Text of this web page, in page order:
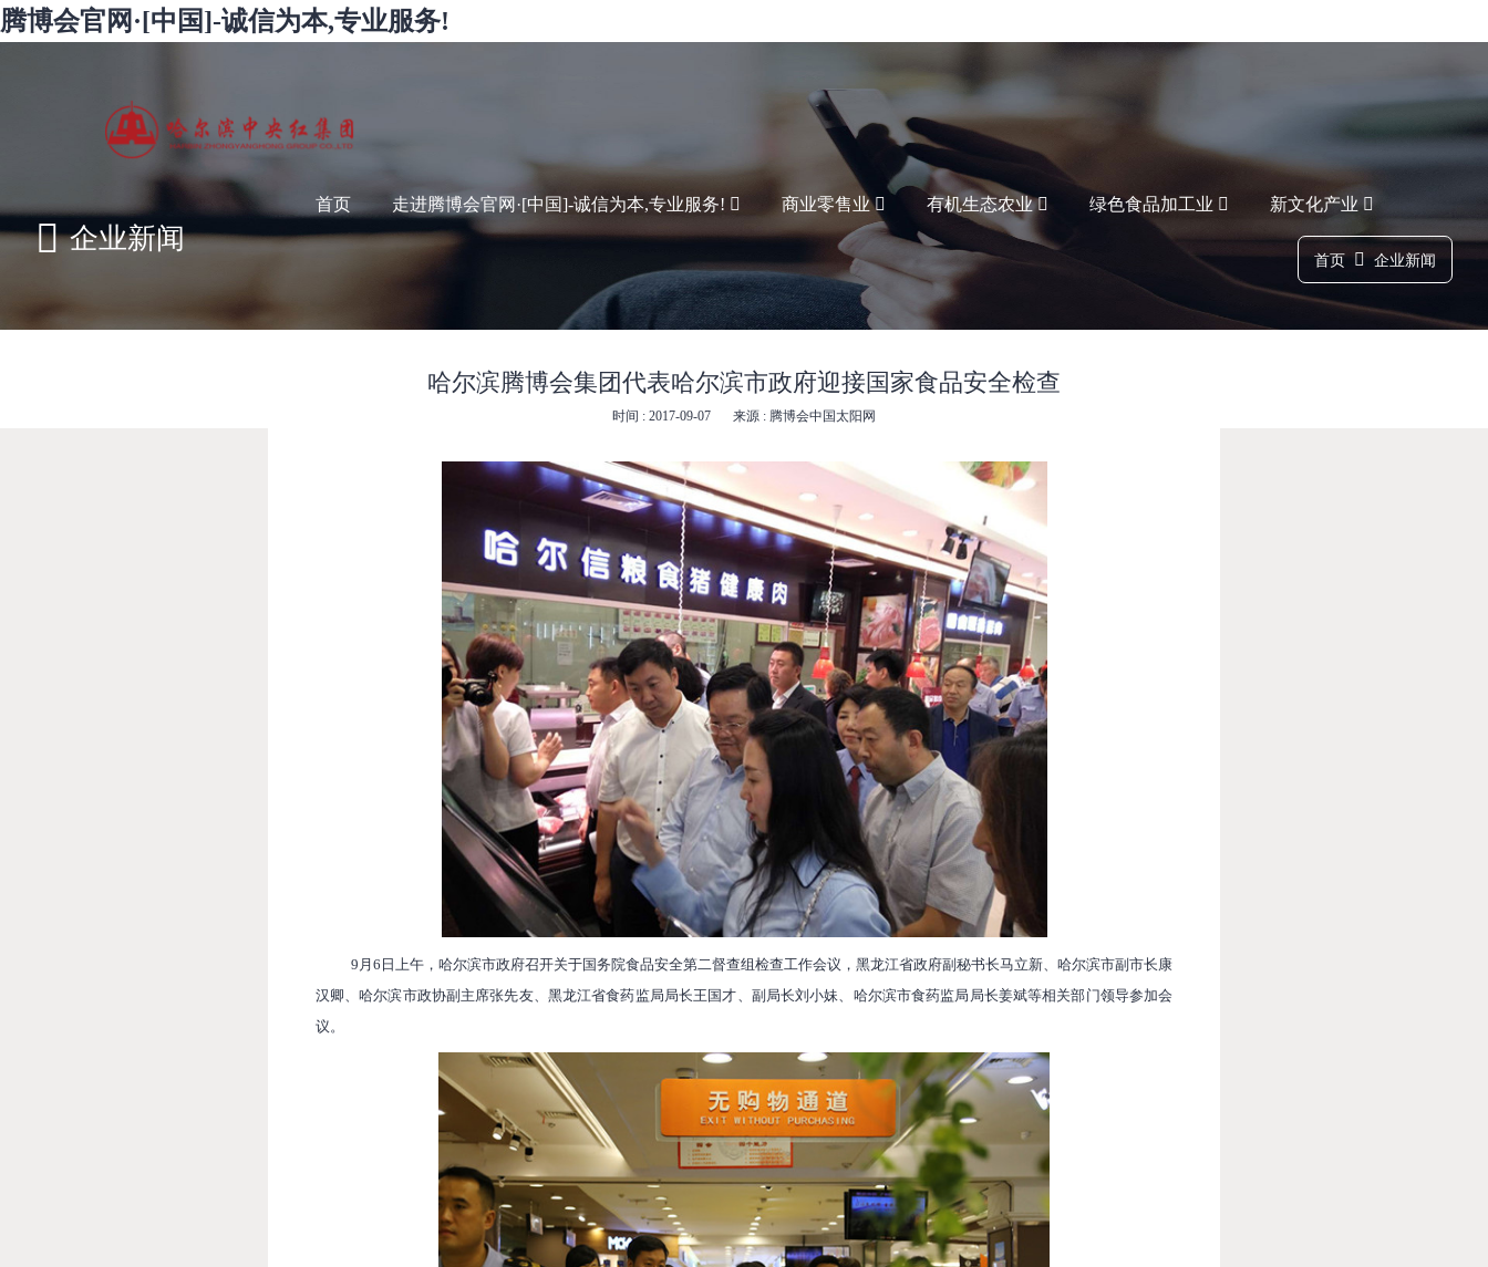
腾博会官网·[中国]-诚信为本,专业服务!
首页 走进腾博会官网·[中国]-诚信为本,专业服务! 商业零售业 有机生态农业 绿色食品加工业 新文化产业
企业新闻
首页 企业新闻
哈尔滨腾博会集团代表哈尔滨市政府迎接国家食品安全检查
时间 : 2017-09-07 来源 : 腾博会中国太阳网
9 月 6 日上午，哈尔滨市政府召开关于国务院食品安全第二督查组检查工作会议，黑龙江省政府副秘书长马立新、哈尔滨市副市长康
汉卿、哈尔滨市政协副主席张先友、黑龙江省食药监局局长王国才、副局长刘小妹、哈尔滨市食药监局局长姜斌等相关部门领导参加会
议。